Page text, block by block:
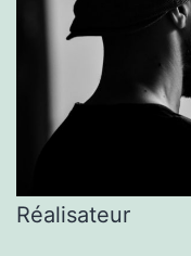
Réalisateur